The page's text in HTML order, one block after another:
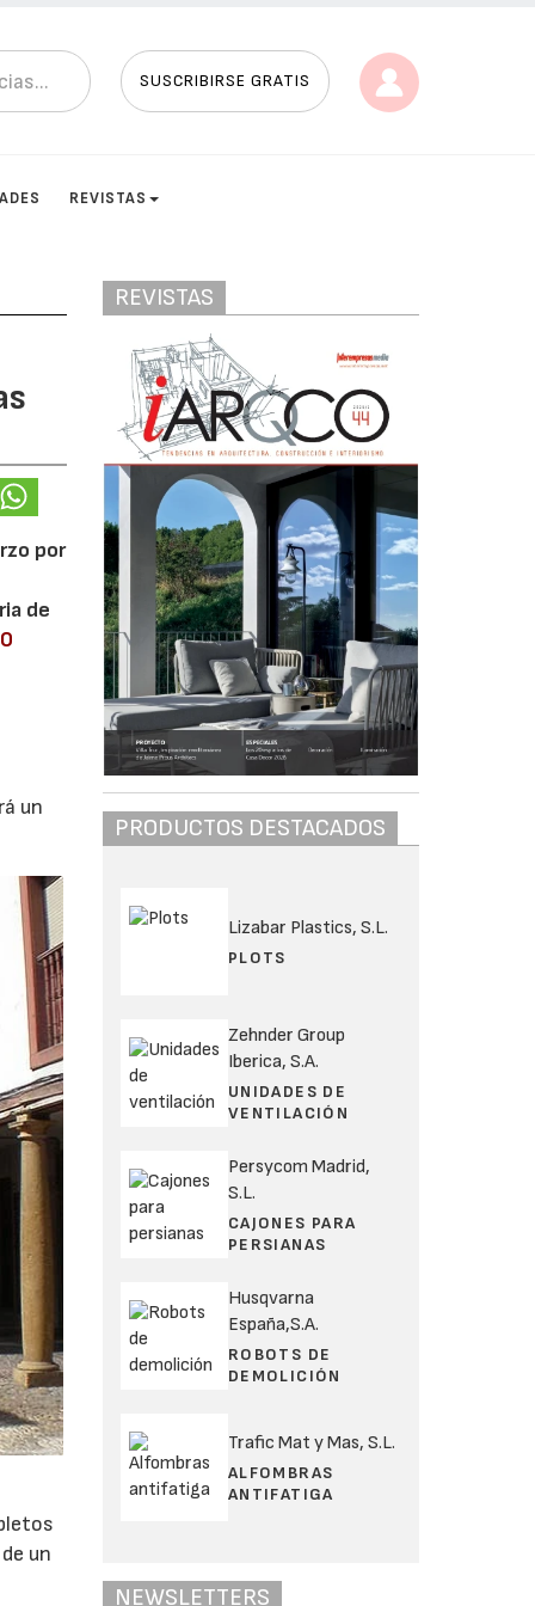
SUSCRIBIRSE GRATIS
REVISTAS
por
de
un
un
REVISTAS
PRODUCTOS DESTACADOS
Lizabar Plastics, S.L.
PLOTS
Zehnder Group
Iberica, S.A.
UNIDADES DE
VENTILACIÓN
Persycom Madrid,
S.L.
CAJONES PARA
PERSIANAS
Husqvarna
España,S.A.
ROBOTS DE
DEMOLICIÓN
Trafic Mat y Mas, S.L.
ALFOMBRAS
ANTIFATIGA
NEWSLETTERS